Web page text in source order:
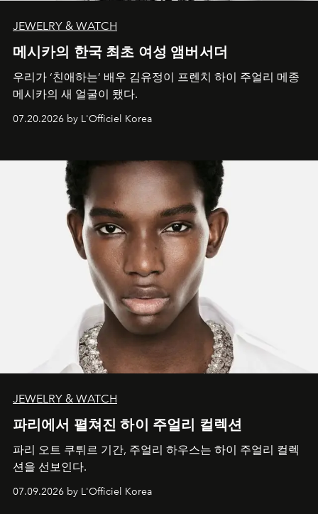
JEWELRY & WATCH
메시카의 한국 최초 여성 앰버서더
우리가 ‘친애하는’ 배우 김유정이 프렌치 하이 주얼리 메종
메시카의 새 얼굴이 됐다.
07.20.2026 by L'Officiel Korea
JEWELRY & WATCH
파리에서 펼쳐진 하이 주얼리 컬렉션
파리 오트 쿠튀르 기간, 주얼리 하우스는 하이 주얼리 컬렉
션을 선보인다.
07.09.2026 by L'Officiel Korea